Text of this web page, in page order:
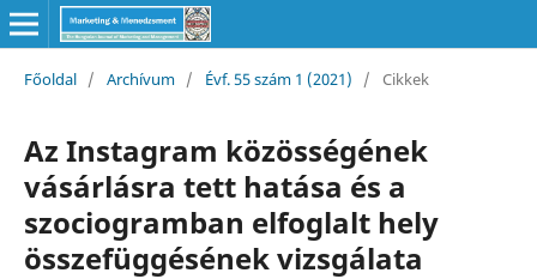
Főoldal / Archívum / Évf. 55 szám 1 (2021) / Cikkek
Az Instagram közösségének
vásárlásra tett hatása és a
szociogramban elfoglalt hely
összefüggésének vizsgálata